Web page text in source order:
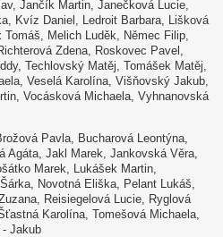
Jančík Martin, Janečková Lucie,
Kvíz Daniel, Ledroit Barbara, Lišková
Melich Luděk, Němec Filip,
Zdena, Roskovec Pavel,
Techlovský Matěj, Tomášek Matěj,
Veselá Karolína, Višňovský Jakub,
Vocásková Michaela, Vyhnanovská
Pavla, Bucharová Leontýna,
Agáta, Jakl Marek, Jankovská Věra,
Marek, Lukášek Martin,
Novotná Eliška, Pelant Lukáš,
Reisiegelová Lucie, Ryglová
Karolína, Tomešová Michaela,
Jakub